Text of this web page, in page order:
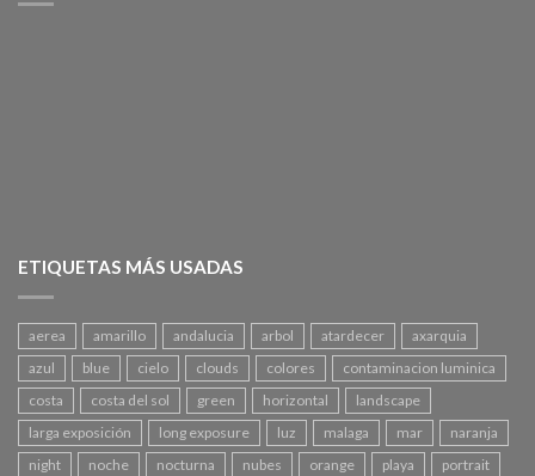
ETIQUETAS MÁS USADAS
aerea amarillo andalucia arbol atardecer
axarquia
azul
blue cielo clouds colores
contaminacion luminica
costa
costa del sol green horizontal
landscape
larga exposición
long exposure luz malaga mar
naranja
night
noche nocturna nubes orange playa
portrait